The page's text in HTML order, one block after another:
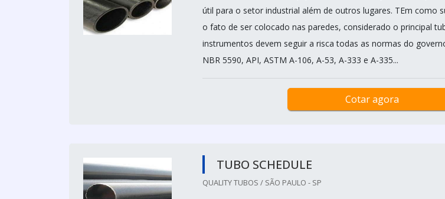
útil para o setor industrial além de outros lugares. TEm como
o fato de ser colocado nas paredes, considerado o principal
instrumentos devem seguir a risca todas as normas do
NBR 5590, API, ASTM A-106, A-53, A-333 e A-335...
Cotar agora
TUBO SCHEDULE
QUALITY TUBOS / SÃO PAULO - SP